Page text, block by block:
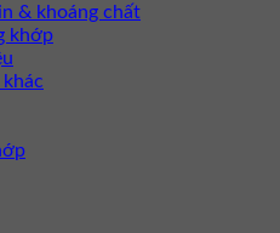
& khoáng chất
khớp